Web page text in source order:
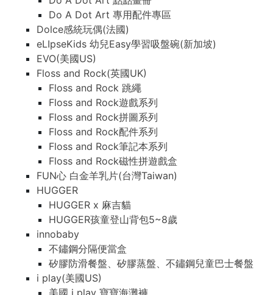
Do A Dot Art 專用配件專區
Dolce感統玩偶(法國)
eLIpseKids 幼兒Easy學習吸盤碗(新加坡)
EVO(美國US)
Floss and Rock(英國UK)
Floss and Rock 跳繩
Floss and Rock遊戲系列
Floss and Rock拼圖系列
Floss and Rock配件系列
Floss and Rock筆記本系列
Floss and Rock磁性拼遊戲盒
FUN心 白金羊乳片(台灣Taiwan)
HUGGER
HUGGER x 麻吉貓
HUGGER孩童登山背包5~8歲
innobaby
不鏽鋼分隔便當盒
矽膠防滑餐盤、矽膠蒸盤、不鏽鋼兒童巴士餐盤
i play(美國US)
美國 i play 寶寶海灘褲